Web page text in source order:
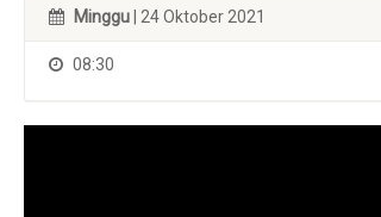
Minggu | 24 Oktober 2021
08:30